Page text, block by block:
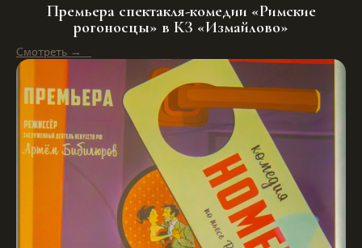
Премьера спектакля-комедии «Римские
рогоносцы» в КЗ «Измайлово»
Смотреть →